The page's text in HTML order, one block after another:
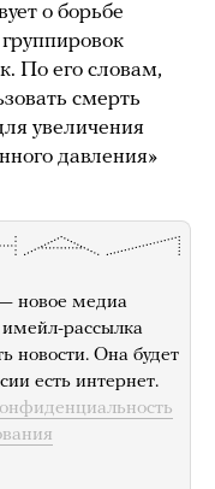
о борьбе
По его словам,
смерть
увеличения
давления»
новое медиа
рассылка
новости. Она будет
есть интернет.